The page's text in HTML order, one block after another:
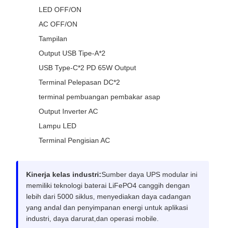
LED OFF/ON
AC OFF/ON
Tampilan
Output USB Tipe-A*2
USB Type-C*2 PD 65W Output
Terminal Pelepasan DC*2
terminal pembuangan pembakar asap
Output Inverter AC
Lampu LED
Terminal Pengisian AC
Kinerja kelas industri:Sumber daya UPS modular ini
memiliki teknologi baterai LiFePO4 canggih dengan
lebih dari 5000 siklus, menyediakan daya cadangan
yang andal dan penyimpanan energi untuk aplikasi
industri, daya darurat,dan operasi mobile.